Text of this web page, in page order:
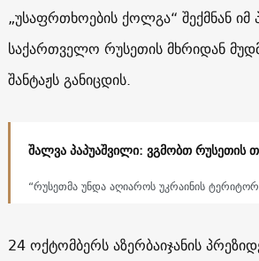
„უსაფრთხოების ქოლგა“ შექმნან
საქართველო რუსეთის მხრიდან
შანტაჟს განიცდის.
შალვა პაპუაშვილი: ვგმობთ რუსეთის
“რუსეთმა უნდა აღიაროს უკრაინის
24 ოქტომბერს აზერბაიჯანის